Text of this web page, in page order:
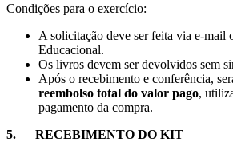
Condições para o exercício:
A solicitação deve ser feita via e-mail
Educacional.
Os livros devem ser devolvidos sem
Após o recebimento e conferência,
reembolso total do valor pago,
pagamento da compra.
5. RECEBIMENTO DO KIT